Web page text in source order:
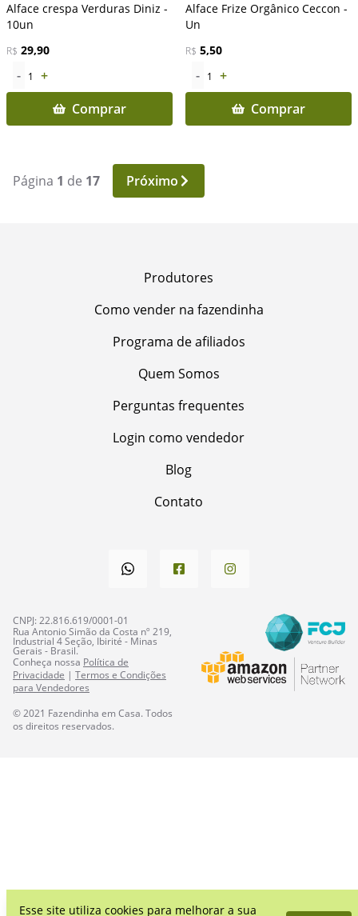
Alface crespa Verduras Diniz -
10un
R$ 29,90
- 1
+
Comprar
Alface Frize Orgânico Ceccon -
Un
R$ 5,50
- 1
+
Comprar
Página 1 de 17 Próximo
Esse site utiliza cookies para melhorar a sua
Produtores
Como vender na fazendinha
Programa de afiliados
Quem Somos
Perguntas frequentes
Login como vendedor
Blog
Contato
CNPJ: 22.816.619/0001-01
Rua Antonio Simão da Costa nº 219,
Industrial 4 Seção, Ibirité - Minas
Gerais - Brasil.
Conheça nossa Política de
Privacidade | Termos e Condições
para Vendedores
© 2021 Fazendinha em Casa. Todos
os direitos reservados.